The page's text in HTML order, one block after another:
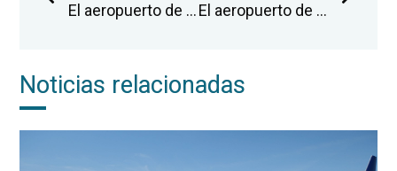
El aeropuerto de Castellón supera su objetivo anual con 260.000 pasajeros en 2023 y alcanza el millón de usuarios desde el inicio de la actividad comercial El aeropuerto de Castellón focaliza la tercera edición del ‘Business Forum’ en la mejora de la conectividad aérea y la incubadora de empresas aeroespaciales
Noticias relacionadas